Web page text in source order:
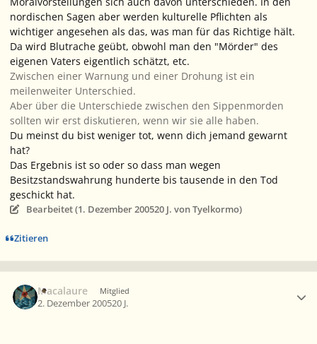
nordischen Sagen aber werden kulturelle Pflichten als
wichtiger angesehen als das, was man für das Richtige hält.
Da wird Blutrache geübt, obwohl man den "Mörder" des
eigenen Vaters eigentlich schätzt, etc.
Zwischen einer Warnung und einer Drohung ist ein
meilenweiter Unterschied.
Aber über die Unterschiede zwischen den Sippenmorden
sollten wir erst diskutieren, wenn wir sie alle haben.
Du meinst du bist weniger tot, wenn dich jemand gewarnt
hat?
Das Ergebnis ist so oder so dass man wegen
Besitzstandswahrung hunderte bis tausende in den Tod
geschickt hat.
Bearbeitet (1. Dezember 200520 J. von Tyelkormo)
Zitieren
Macalaure Mitglied
2. Dezember 200520 J.